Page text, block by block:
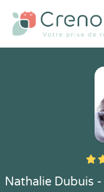
5
1
5
27
Nathalie Dubuis